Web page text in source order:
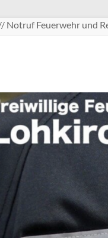
Notruf Feuerwehr und